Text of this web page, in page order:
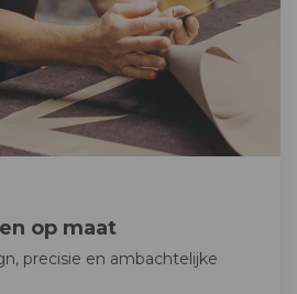
op maat
precisie en ambachtelijke